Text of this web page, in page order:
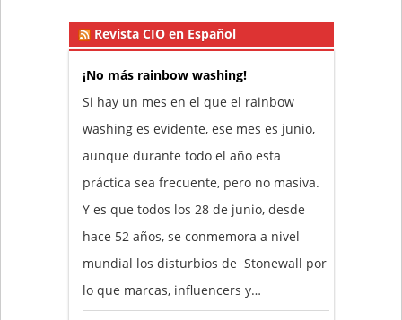
Revista CIO en Español
¡No más rainbow washing!
Si hay un mes en el que el rainbow
washing es evidente, ese mes es junio,
aunque durante todo el año esta
práctica sea frecuente, pero no masiva.
Y es que todos los 28 de junio, desde
hace 52 años, se conmemora a nivel
mundial los disturbios de Stonewall por
lo que marcas, influencers y…